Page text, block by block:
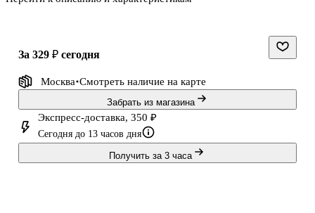
взаимопомощи, веры в человека и столкновения с миром
за 329 ₽ сегодня
Москва Смотреть наличие на карте
Забрать из магазина
Экспресс-доставка, 350 ₽
Сегодня до 13 часов дня
Получить за 3 часа